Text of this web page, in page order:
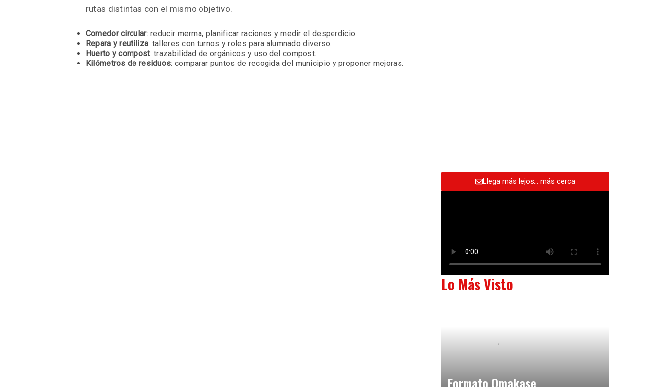
rutas distintas con el mismo objetivo.
Comedor circular: reducir merma, planificar raciones y medir el desperdicio.
Repara y reutiliza: talleres con turnos y roles para alumnado diverso.
Huerto y compost: trazabilidad de orgánicos y uso del compost.
Kilómetros de residuos: comparar puntos de recogida del municipio y proponer mejoras.
Llega más lejos… más cerca
Lo Más Visto
Formato Omakase